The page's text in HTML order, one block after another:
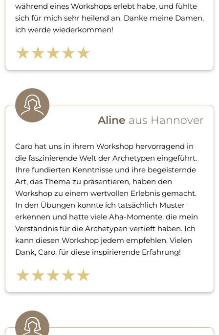
während eines Workshops erlebt habe, und fühlte
sich für mich sehr heilend an. Danke meine Damen,
ich werde wiederkommen!
★★★★★
Aline aus Hannover
Caro hat uns in ihrem Workshop hervorragend in
die faszinierende Welt der Archetypen eingeführt.
Ihre fundierten Kenntnisse und ihre begeisternde
Art, das Thema zu präsentieren, haben den
Workshop zu einem wertvollen Erlebnis gemacht.
In den Übungen konnte ich tatsächlich Muster
erkennen und hatte viele Aha-Momente, die mein
Verständnis für die Archetypen vertieft haben. Ich
kann diesen Workshop jedem empfehlen. Vielen
Dank, Caro, für diese inspirierende Erfahrung!
★★★★★